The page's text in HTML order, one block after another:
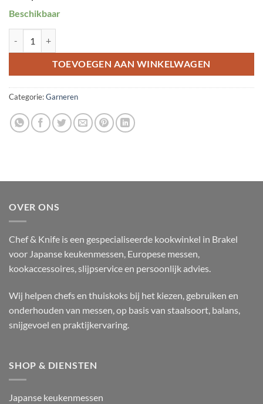
Beschikbaar
TOEVOEGEN AAN WINKELWAGEN
Categorie:Garneren
OVER ONS
Chef & Knife is een gespecialiseerde kookwinkel in Brakel
voor Japanse keukenmessen, Europese messen,
kookaccessoires, slijpservice en persoonlijk advies.
Wij helpen chefs en thuiskoks bij het kiezen, gebruiken en
onderhouden van messen, op basis van staalsoort, balans,
snijgevoel en praktijkervaring.
SHOP & DIENSTEN
Japanse keukenmessen